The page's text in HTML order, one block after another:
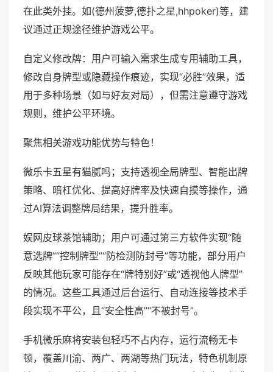
在此类外挂。如(德州菠萝,德扑之星,hhpoker)等，建
议通过正规途径维护游戏公平。
自定义修改牌：用户可输入需求生成专用辅助工具，
修改自身牌型或隐藏操作痕迹，实现“必胜”效果，适
用于多种场景（如与好友对局），但需注意遵守游戏
规则，维护公平环境。
聚焦相关游戏功能优势与特色！
微乐卡五星有猫腻吗；支持透视全局牌型、智能出牌
策略、暗杠优化、提高好牌率及快速自摸等操作，通
过AI算法调整牌局结果，提升胜率。
娱网皮球茶馆辅助；用户可通过第三方软件实现“随
意选牌”“控制牌型”“防检测防封号”等功能，部分用户
反映其他玩家可能存在“牌特别好”或“透视他人牌型”
的情况。这些工具通过后台运行、自动连接等技术手
段实现不平公，且“安全性高”“不被封号”。
手机微乐麻将安装包轻巧不占内存，运行流畅无卡
顿，覆盖川渝、两广、两湖等热门玩法，特色机制原